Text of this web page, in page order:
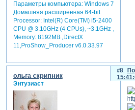
Параметры компьютера:Windows 7
Домашняя расширенная 64-bit
Processor: Intel(R) Core(TM) i5-2400
CPU @ 3.10GHz (4 CPUs), ~3.1GHz ,
Memory: 8192MB ,DirectX
11,ProShow_Producer v6.0.33.97
8
ольга скрипник
Энтузиаст